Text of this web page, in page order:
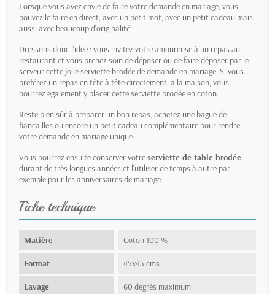
Lorsque vous avez envie de faire votre demande en mariage, vous
pouvez le faire en direct, avec un petit mot, avec un petit cadeau mais
aussi avec beaucoup d'originalité.
Dressons donc l'idée : vous invitez votre amoureuse à un repas au
restaurant et vous prenez soin de déposer ou de faire déposer par le
serveur cette jolie serviette brodée de demande en mariage. Si vous
préférez un repas en tête à tête directement à la maison, vous
pourrez également y placer cette serviette brodée en coton.
Reste bien sûr à préparer un bon repas, achetez une bague de
fiancailles ou encore un petit cadeau complémentaire pour rendre
votre demande en mariage unique.
Vous pourrez ensuite conserver votreserviette de table brodée
durant de très longues années et l'utiliser de temps à autre par
exemple pour les anniversaires de mariage.
Fiche technique
Matière Coton 100 %
Format 45x45 cms
Lavage 60 degrés maximum